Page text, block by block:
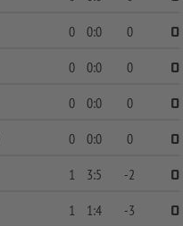
0 0:0 0
0
0 0:0 0
0
0 0:0 0
0
0 0:0 0
0
1 3:5 -2
0
1 1:4 -3 0